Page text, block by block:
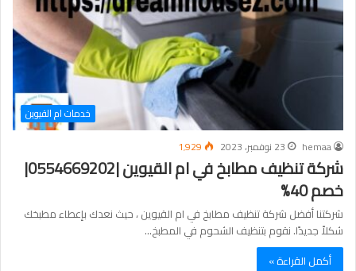
خدمات ام القيوين
hemaa
23 نوفمبر، 2023 1٬929
شركة تنظيف مطابخ في ام القيوين |0554669202|
خصم 40%
شركتنا أفضل شركة تنظيف مطابخ في ام القيوين ، حيث نعدك بإعطاء مطبخك
شكلاً جديدًا. نقوم بتنظيف الشحوم في المطبخ…
أكمل القراءة »